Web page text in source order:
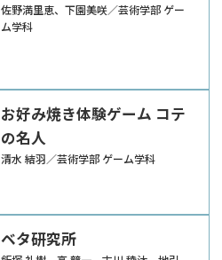
佐野満里恵、下園美咲／芸術学部 ゲー
ム学科
お好み焼き体験ゲーム コテ
の名人
清水 結羽／芸術学部 ゲーム学科
ベタ研究所